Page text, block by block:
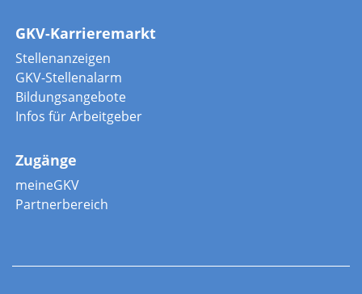
GKV-Karrieremarkt
Stellenanzeigen
GKV-Stellenalarm
Bildungsangebote
Infos für Arbeitgeber
Zugänge
meineGKV
Partnerbereich